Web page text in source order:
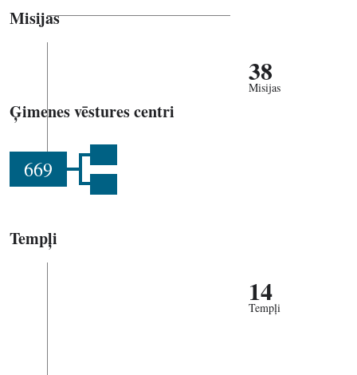
Misijas
38
Misijas
Ģimenes vēstures centri
669
Tempļi
14
Tempļi